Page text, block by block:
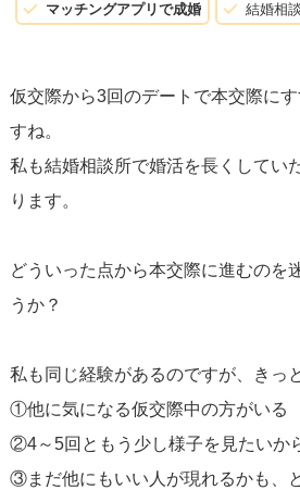
マッチングアプリで成婚 結婚相
仮交際から3回のデートで本交際に
すね。
私も結婚相談所で婚活を長くしてい
ります。
どういった点から本交際に進むのを
うか？
私も同じ経験があるのですが、きっ
①他に気になる仮交際中の方がいる
②4～5回ともう少し様子を見たいか
③まだ他にもいい人が現れるかも、